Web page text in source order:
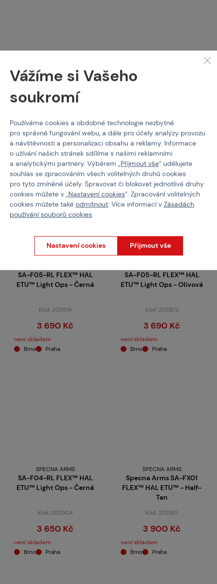
SA-F08 FLEX™ HAL
ETU™ - Černá
4 349 Kč
není skladem
Brno
Praha
SA-F05-RL FLEX™ HAL
ETU™ Light Ops - Half-
3 690 Kč
není skladem
Brno
Praha
SA-F05-RL FLEX™ HAL
ETU™ Light Ops - Černá
Kód: 202874
3 690 Kč
není skladem
Brno
Praha
SA-F05-RL FLEX™ HAL
ETU™ Light Ops - Olivová
Kód: 202873
3 690 Kč
není skladem
Brno
Praha
SPECNA ARMS
SA-F04-RL FLEX™ HAL
ETU™ Light Ops - Černá
Kód: 202904
3 650 Kč
není skladem
Brno
Praha
SPECNA ARMS
Specna Arms SA-FX01
FLEX™ HAL ETU™ - Half-
Tan
Kód: 202801
3 900 Kč
není skladem
Brno
Praha
Vážíme si Vašeho
soukromí
Používáme cookies a obdobné technologie nezbytné
pro správné fungování webu, a dále pro účely analýzy provozu
a návštěvnosti a personalizaci obsahu a reklamy. Informace
o užívání našich stránek sdílíme s našimi reklamními
a analytickými partnery. Výběrem „Přijmout vše“ udělujete
souhlas se zpracováním všech volitelných druhů cookies
pro tyto zmíněné účely. Spravovat či blokovat jednotlivé druhy
cookies můžete v „Nastavení cookies“. Zpracování volitelných
cookies můžete také odmítnout. Více informací v Zásadách
používání souborů cookies.
Nastavení cookies Přijmout vše